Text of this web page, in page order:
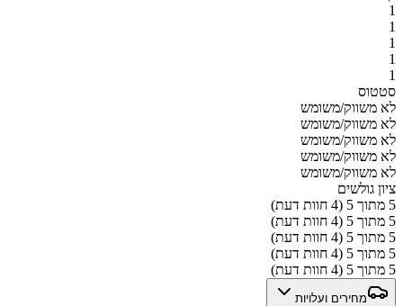
1
1
1
1
1
סטטוס
לא משווק/משומש
לא משווק/משומש
לא משווק/משומש
לא משווק/משומש
לא משווק/משומש
ציון גולשים
5 מתוך 5 (4 חוות דעת)
5 מתוך 5 (4 חוות דעת)
5 מתוך 5 (4 חוות דעת)
5 מתוך 5 (4 חוות דעת)
5 מתוך 5 (4 חוות דעת)
מחירים ועלויות